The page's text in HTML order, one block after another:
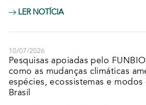
LER NOTÍCIA
10/07/2026
Pesquisas apoiadas pelo
como as mudanças climáticas
espécies, ecossistemas e
Brasil